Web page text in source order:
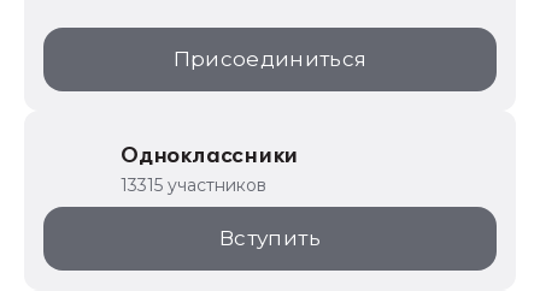
Присоединиться
Одноклассники
13315 участников
Вступить